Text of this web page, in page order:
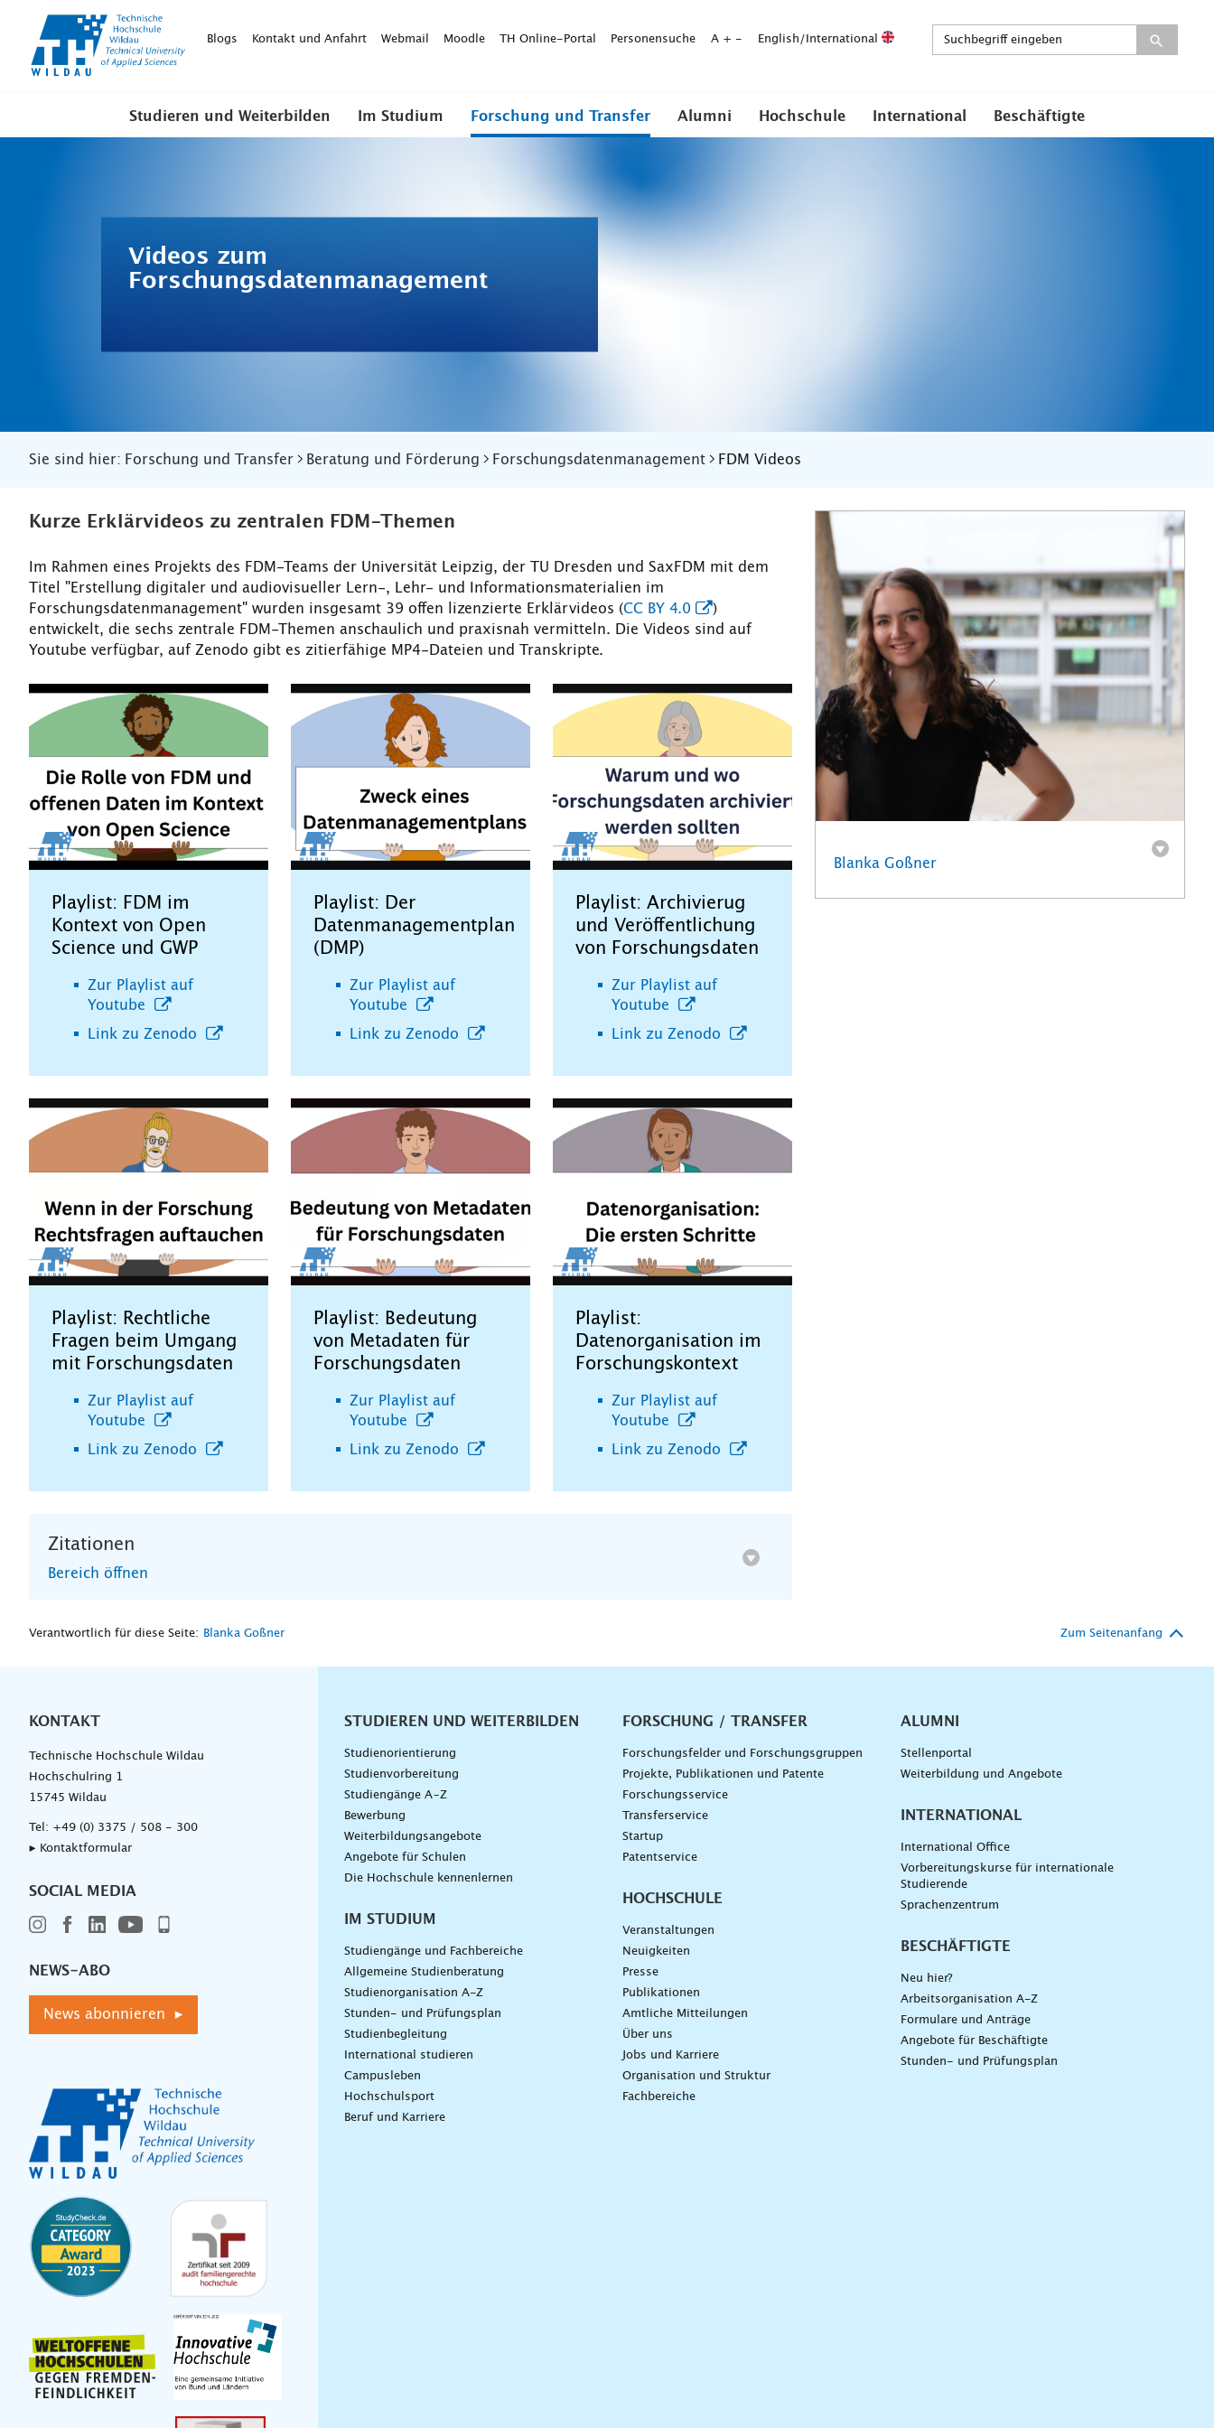
WildauBlogs Kontakt und Anfahrt Webmail Moodle TH Online-Portal Personensuche A + - English/International
Studieren und Weiterbilden Im Studium Forschung und Transfer Alumni Hochschule International Beschäftigte
Videos zum
Forschungsdatenmanagement
Sie sind hier: Forschung und Transfer Beratung und Förderung Forschungsdatenmanagement FDM Videos
Kurze Erklärvideos zu zentralen FDM-Themen
Im Rahmen eines Projekts des FDM-Teams der Universität Leipzig, der TU Dresden und SaxFDM mit dem
Titel "Erstellung digitaler und audiovisueller Lern-, Lehr- und Informationsmaterialien im
Forschungsdatenmanagement" wurden insgesamt 39 offen lizenzierte Erklärvideos (CC BY 4.0
)
entwickelt, die sechs zentrale FDM-Themen anschaulich und praxisnah vermitteln. Die Videos sind auf
Youtube verfügbar, auf Zenodo gibt es zitierfähige MP4-Dateien und Transkripte.
Playlist: FDM im
Kontext von Open
Science und GWP
Zur Playlist auf
Youtube
Link zu Zenodo
Playlist: Der
Datenmanagementplan
(DMP)
Zur Playlist auf
Youtube
Link zu Zenodo
Playlist: Archivierug
und Veröffentlichung
von Forschungsdaten
Zur Playlist auf
Youtube
Link zu Zenodo
Playlist: Rechtliche
Fragen beim Umgang
mit Forschungsdaten
Zur Playlist auf
Youtube
Link zu Zenodo
Playlist: Bedeutung
von Metadaten für
Forschungsdaten
Zur Playlist auf
Youtube
Link zu Zenodo
Playlist:
Datenorganisation im
Forschungskontext
Zur Playlist auf
Youtube
Link zu Zenodo
Zitationen
Bereich öffnen
Blanka Goßner
Verantwortlich für diese Seite: Blanka Goßner Zum Seitenanfang
KONTAKT
Technische Hochschule Wildau
Hochschulring 1
15745 Wildau
Tel: +49 (0) 3375 / 508 - 300
▸ Kontaktformular
SOCIAL MEDIA
NEWS-ABO
News abonnieren ▸
Unternavigation
STUDIEREN UND WEITERBILDEN
Studienorientierung
Studienvorbereitung
Studiengänge A–Z
Bewerbung
Weiterbildungsangebote
Angebote für Schulen
Die Hochschule kennenlernen
IM STUDIUM
Studiengänge und Fachbereiche
Allgemeine Studienberatung
Studienorganisation A-Z
Stunden- und Prüfungsplan
Studienbegleitung
International studieren
Campusleben
Hochschulsport
Beruf und Karriere
FORSCHUNG / TRANSFER
Forschungsfelder und Forschungsgruppen
Projekte, Publikationen und Patente
Forschungsservice
Transferservice
Startup
Patentservice
HOCHSCHULE
Veranstaltungen
Neuigkeiten
Presse
Publikationen
Amtliche Mitteilungen
Über uns
Jobs und Karriere
Organisation und Struktur
Fachbereiche
ALUMNI
Stellenportal
Weiterbildung und Angebote
INTERNATIONAL
International Office
Vorbereitungskurse für internationale
Studierende
Sprachenzentrum
BESCHÄFTIGTE
Neu hier?
Arbeitsorganisation A-Z
Formulare und Anträge
Angebote für Beschäftigte
Stunden- und Prüfungsplan